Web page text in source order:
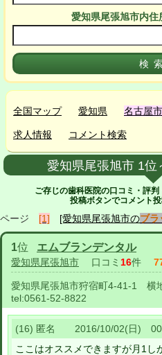
愛知県尾張旭市内住
全国マップ 愛知県 名古屋市
求人情報 コメント検索
愛知県尾張旭市 1位
ご存じの歯科医院の口コミ・評判
投稿ボタンでコメント
ページ [1] [愛知県尾張旭市のブラ
1位 エムブランデンタル
愛知県尾張旭市 口コミ 16件
愛知県尾張旭市狩宿町4-41-1 横
tel:0561-52-8822
(16) 匿名 2016/10/02(日)
ここはオススメできますが月1し